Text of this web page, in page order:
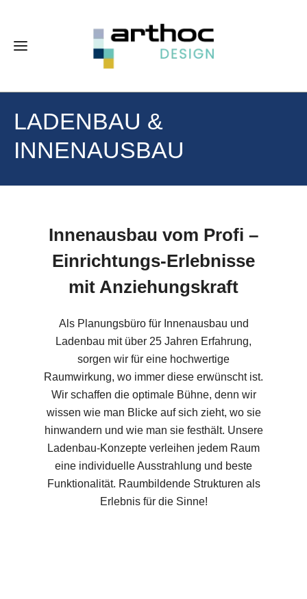
LADENBAU &
INNENAUSBAU
Innenausbau vom Profi –
Einrichtungs-Erlebnisse
mit Anziehungskraft
Als Planungsbüro für Innenausbau und
Ladenbau mit über 25 Jahren Erfahrung,
sorgen wir für eine hochwertige
Raumwirkung, wo immer diese erwünscht ist.
Wir schaffen die optimale Bühne, denn wir
wissen wie man Blicke auf sich zieht, wo sie
hinwandern und wie man sie festhält. Unsere
Ladenbau-Konzepte verleihen jedem Raum
eine individuelle Ausstrahlung und beste
Funktionalität. Raumbildende Strukturen als
Erlebnis für die Sinne!